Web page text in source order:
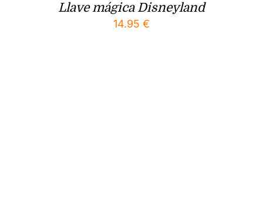
Llave mágica Disneyland
14.95 €